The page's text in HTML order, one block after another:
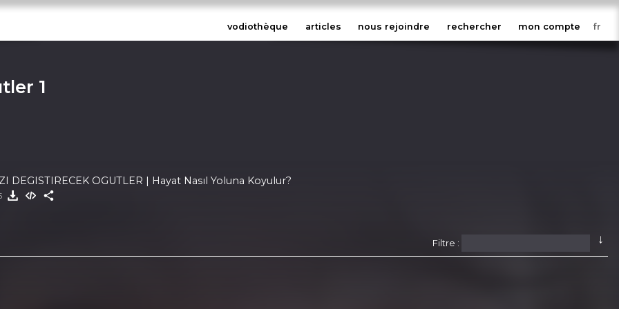
vodiothèque articles nous rejoindre rechercher mon compte
1
DEGISTIRECEK OGUTLER | Hayat Nasıl Yoluna Koyulur?
↓
Filtre :